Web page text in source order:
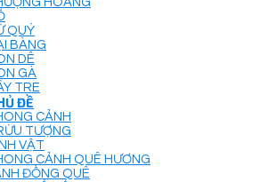
QUÝ
BÀNG
DÊ
GÀ
TRE
ĐỀ
CẢNH
TƯỢNG
VẬT
CẢNH QUÊ HƯƠNG
ĐỒNG QUÊ